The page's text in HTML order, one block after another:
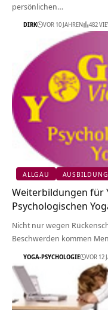
persönlichen…
DIRK VOR 10 JAHREN 482
ALLGÄU
Weiterbildungen für
Psychologischen
Nicht nur wegen
Beschwerden kommen
YOGA-PSYCHOLOGIE VOR 12